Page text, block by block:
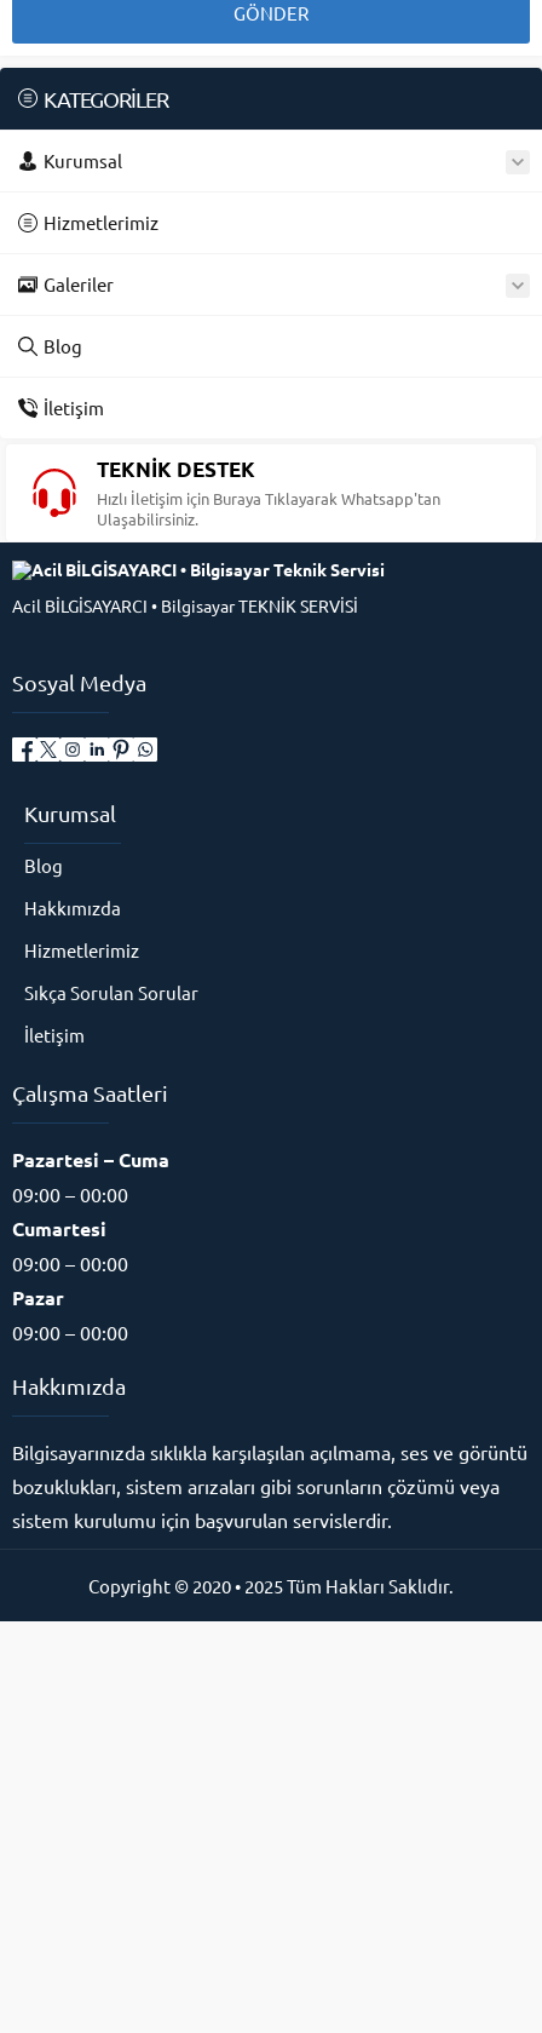
KATEGORİLER
Kurumsal
Hizmetlerimiz
Galeriler
Blog
İletişim
TEKNİK DESTEK
Hızlı İletişim için Buraya Tıklayarak Whatsapp'tan
Ulaşabilirsiniz.
Acil BİLGİSAYARCI • Bilgisayar TEKNİK SERVİSİ
Sosyal Medya
Kurumsal
Blog
Hakkımızda
Hizmetlerimiz
Sıkça Sorulan Sorular
İletişim
Çalışma Saatleri
Pazartesi – Cuma
09:00 – 00:00
Cumartesi
09:00 – 00:00
Pazar
09:00 – 00:00
Hakkımızda
Bilgisayarınızda sıklıkla karşılaşılan açılmama, ses ve görüntü
bozuklukları, sistem arızaları gibi sorunların çözümü veya
sistem kurulumu için başvurulan servislerdir.
Copyright © 2020 • 2025 Tüm Hakları Saklıdır.